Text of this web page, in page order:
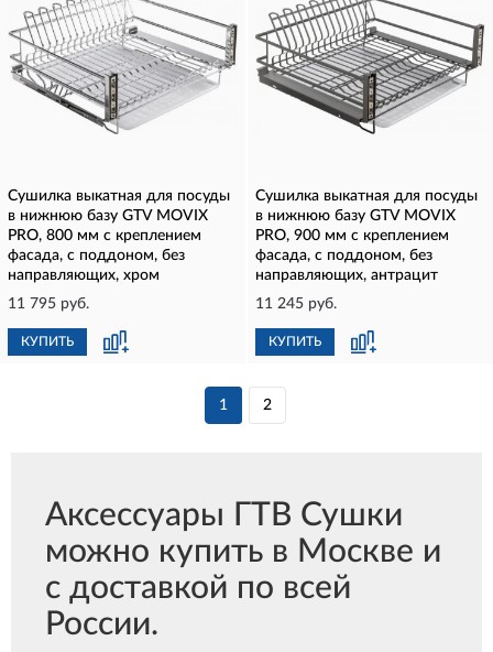
Сушилка выкатная для посуды
в нижнюю базу GTV MOVIX
PRO, 800 мм с креплением
фасада, с поддоном, без
направляющих, хром
11 795 руб.
КУПИТЬ
Сушилка выкатная для посуды
в нижнюю базу GTV MOVIX
PRO, 900 мм с креплением
фасада, с поддоном, без
направляющих, антрацит
11 245 руб.
КУПИТЬ
1 2
Аксессуары ГТВ Сушки
можно купить в Москве и
с доставкой по всей
России.